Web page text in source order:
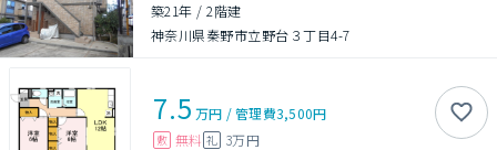
築21年 /2階建
神奈川県秦野市立野台３丁目4-7
7.5 万円 /管理費3,500円
敷 無料 礼 3万円